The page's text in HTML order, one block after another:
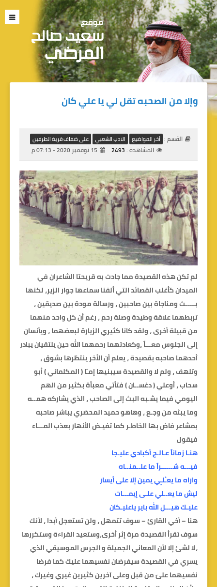
وإلا من الصحبه تقل لي يا علي كان
القسم : أخر المواضيع الادب الشعبي على ضفاف قرية الطرفين
المشاهدة :2493 15 نوفمبر 2020 - 07:13 م
لم تكن هذه القصيدة مما جادت به قريحتا الشاعران في
الميدان كأغلب القصائد التي ألفنا سماعها جوار الزير، لكنها
بـــــث ومناجاة بين صاحبين ، ورسالة مودة بين صديقين ،
تربطهما علاقة وطيدة وصلة رحم ، رغم أن كل واحد منهما
من قبيلة أخرى ، ولقد كانا كثيري الزيارة لبعضهما ، ويأنسان
إلى الجلوس معـــاً ،وكعادتهما رحمهما الله حين يلتقيان يبادر
أحدهما صاحبه بقصيدة ، يعلم أن الأخر ينتظرها بشوق ،
وتلهف ، ولم لا والقصيدة سيبنيها إمـّا ( المكلماني ) أبو
سحاب ، أوعلي ( دغســان ) فتأتي معبأة بكثير من الهم
اليومي فيما يشـبه البث إلى الصاحب ، الذي يشاركه همــه
وما يبثه من وجـع ، وهاهو حميد المحضري يباشر صاحبه
بمشاعر فاض بها الخاطـر كما تفيـض الأنهار بعذب المـــاء
فيقول
هنـا زماناً عـالـج أكبادي عليـجا
فيـــه شــــــراً ما علــمنــاه
واراه ما يعـْلـِِي يمين إلا على أيسار
ليش ما يعــلي علـى إيمـــات
عليـك هيـــل الله باير ياعليـكان
هنا – أخي القارئ – سوف تتمهل ، ولن تستعجل أبدا ، لأنك
سوف تقرأ القصيدة مرة إثر أخرى،وستعيد القراءة وستكررها
،لا لشئ إلا لأن المعاني الجميلة و الجرس الموسيقي الذي
يسري في القصيدة سيفرضان نفسيهما عليك كما فرضا
نفسيهما علىّ من قبل وعلى آخرين كثيرين غيري وغيرك ،